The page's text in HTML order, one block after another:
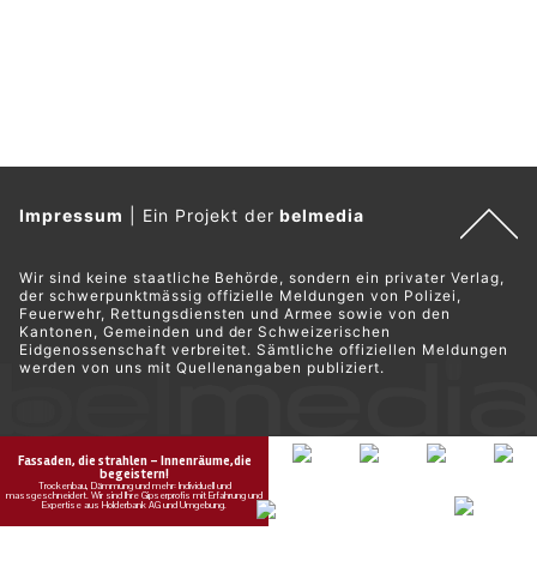
Impressum Ein Projekt derbelmedia
Wir sind keine staatliche Behörde, sondern ein privater Verlag,
der schwerpunktmässig offizielle Meldungen von Polizei,
Feuerwehr, Rettungsdiensten und Armee sowie von den
Kantonen, Gemeinden und der Schweizerischen
Eidgenossenschaft verbreitet. Sämtliche offiziellen Meldungen
werden von uns mit Quellenangaben publiziert.